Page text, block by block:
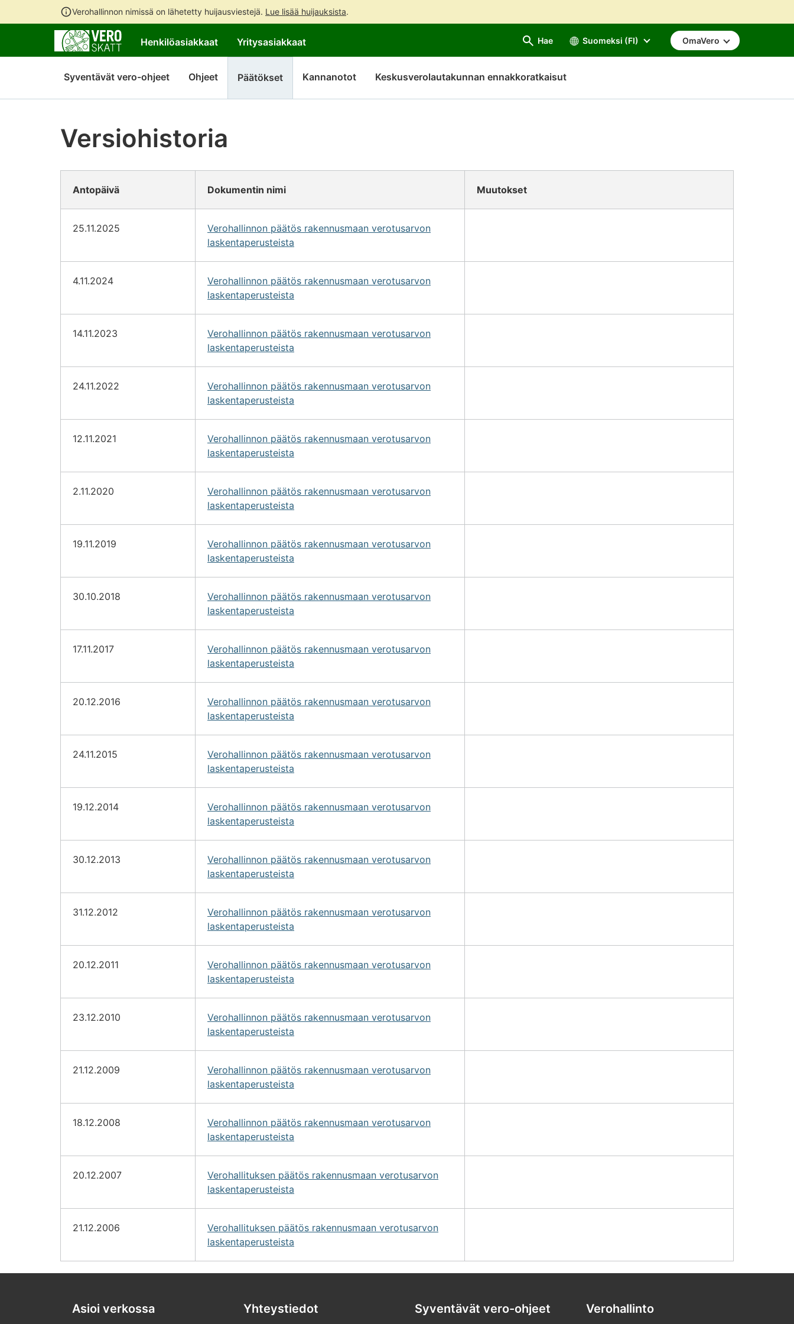
Verohallinnon nimissä on lähetetty huijausviestejä. Lue lisää huijauksista.
sisältöön
sivuston
hakuun
Henkilöasiakkaat Yritysasiakkaat Hae Suomeksi (FI) OmaVero
Syventävät vero-ohjeet Ohjeet Päätökset Kannanotot Keskusverolautakunnan ennakkoratkaisut
Versiohistoria
Antopäivä Dokumentin nimi Muutokset
25.11.2025
Verohallinnon päätös rakennusmaan verotusarvon
laskentaperusteista
4.11.2024
Verohallinnon päätös rakennusmaan verotusarvon
laskentaperusteista
14.11.2023
Verohallinnon päätös rakennusmaan verotusarvon
laskentaperusteista
24.11.2022
Verohallinnon päätös rakennusmaan verotusarvon
laskentaperusteista
12.11.2021
Verohallinnon päätös rakennusmaan verotusarvon
laskentaperusteista
2.11.2020
Verohallinnon päätös rakennusmaan verotusarvon
laskentaperusteista
19.11.2019
Verohallinnon päätös rakennusmaan verotusarvon
laskentaperusteista
30.10.2018
Verohallinnon päätös rakennusmaan verotusarvon
laskentaperusteista
17.11.2017
Verohallinnon päätös rakennusmaan verotusarvon
laskentaperusteista
20.12.2016
Verohallinnon päätös rakennusmaan verotusarvon
laskentaperusteista
24.11.2015
Verohallinnon päätös rakennusmaan verotusarvon
laskentaperusteista
19.12.2014
Verohallinnon päätös rakennusmaan verotusarvon
laskentaperusteista
30.12.2013
Verohallinnon päätös rakennusmaan verotusarvon
laskentaperusteista
31.12.2012
Verohallinnon päätös rakennusmaan verotusarvon
laskentaperusteista
20.12.2011
Verohallinnon päätös rakennusmaan verotusarvon
laskentaperusteista
23.12.2010
Verohallinnon päätös rakennusmaan verotusarvon
laskentaperusteista
21.12.2009
Verohallinnon päätös rakennusmaan verotusarvon
laskentaperusteista
18.12.2008
Verohallinnon päätös rakennusmaan verotusarvon
laskentaperusteista
20.12.2007
Verohallituksen päätös rakennusmaan verotusarvon
laskentaperusteista
21.12.2006
Verohallituksen päätös rakennusmaan verotusarvon
laskentaperusteista
Asioi verkossa Yhteystiedot Syventävät vero-ohjeet Verohallinto